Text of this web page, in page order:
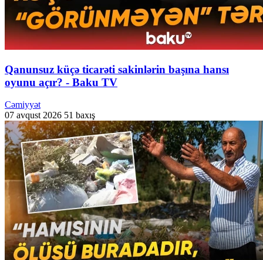
Qanunsuz küçə ticarəti sakinlərin başına hansı
oyunu açır? - Baku TV
Cəmiyyət
07 avqust 2026 51 baxış